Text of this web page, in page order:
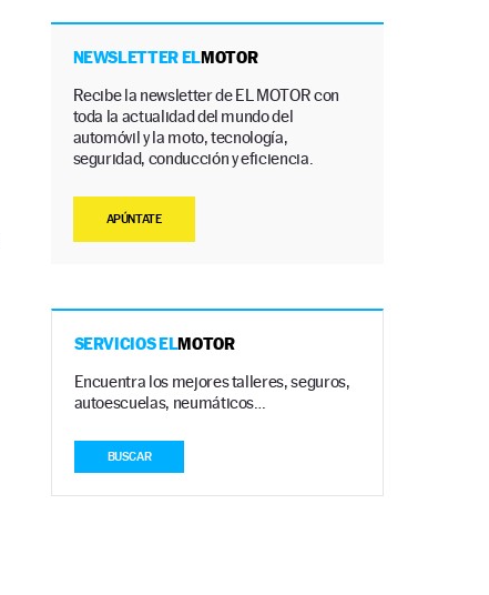
NEWSLETTER ELMOTOR
Recibe la newsletter de EL MOTOR con
toda la actualidad del mundo del
automóvil y la moto, tecnología,
seguridad, conducción y eficiencia.
APÚNTATE
SERVICIOS ELMOTOR
Encuentra los mejores talleres, seguros,
autoescuelas, neumáticos…
BUSCAR